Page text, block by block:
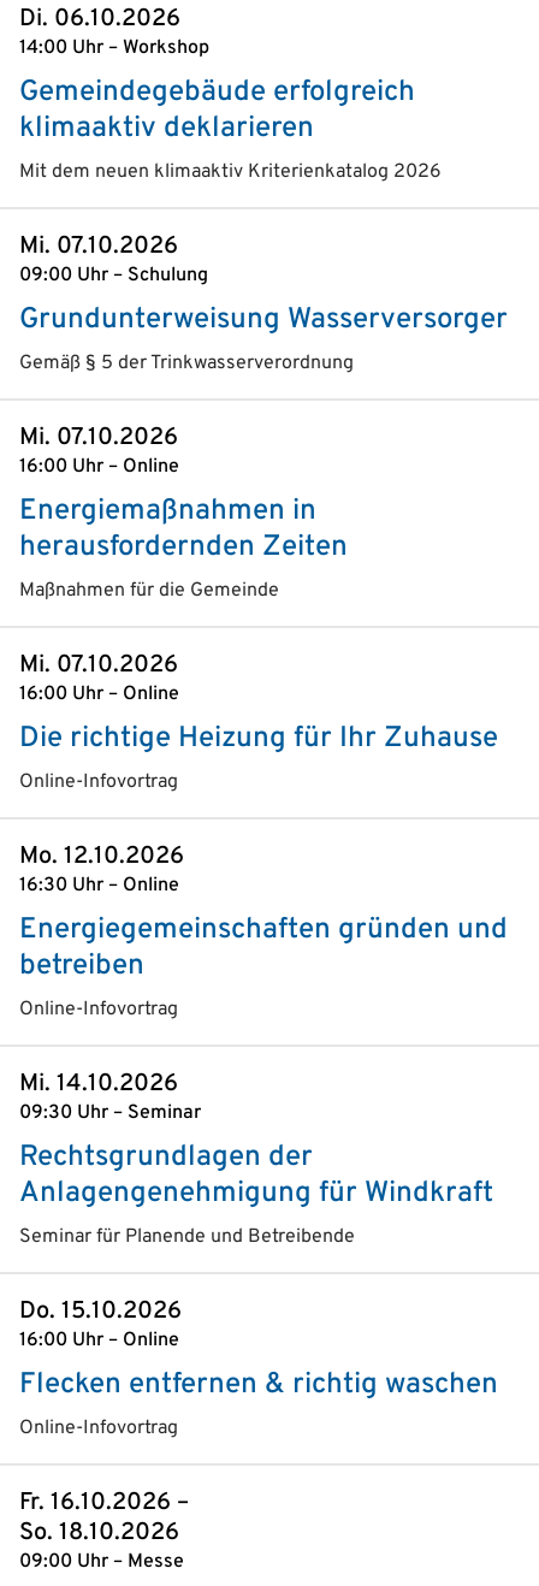
Di. 06.10.2026
14:00 Uhr – Workshop
Gemeindegebäude erfolgreich
klimaaktiv deklarieren
Mit dem neuen klimaaktiv Kriterienkatalog 2026
Mi. 07.10.2026
09:00 Uhr – Schulung
Grundunterweisung Wasserversorger
Gemäß § 5 der Trink­wasser­verordnung
Mi. 07.10.2026
16:00 Uhr – Online
Energiemaßnahmen in
herausfordernden Zeiten
Maßnahmen für die Gemeinde
Mi. 07.10.2026
16:00 Uhr – Online
Die richtige Heizung für Ihr Zuhause
Online-Infovortrag
Mo. 12.10.2026
16:30 Uhr – Online
Energiegemeinschaften gründen und
betreiben
Online-Infovortrag
Mi. 14.10.2026
09:30 Uhr – Seminar
Rechtsgrundlagen der
Anlagengenehmigung für Windkraft
Seminar für Planende und Betreibende
Do. 15.10.2026
16:00 Uhr – Online
Flecken entfernen & richtig waschen
Online-Infovortrag
Fr. 16.10.2026 –
So. 18.10.2026
09:00 Uhr – Messe